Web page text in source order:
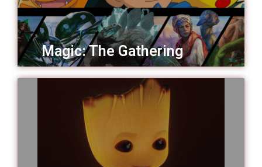
Magic: The Gathering